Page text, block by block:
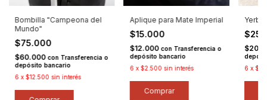
Bombilla "Campeona del
Mundo"
$75.000
$60.000 con Transferencia o
depósito bancario
6 x $12.500 sin interés
Aplique para Mate Imperial
$15.000
$12.000 con Transferencia o
depósito bancario
6 x $2.500 sin interés
6 x